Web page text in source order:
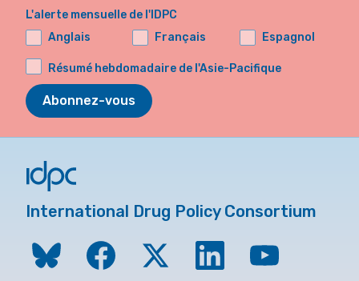
L'alerte mensuelle de l'IDPC
Anglais
Français Espagnol
Résumé hebdomadaire de l'Asie-Pacifique
Abonnez-vous
International Drug Policy Consortium